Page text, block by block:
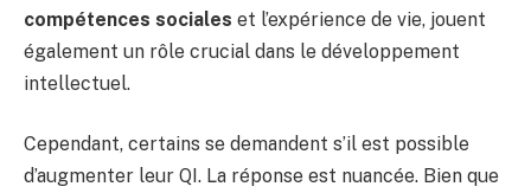
compétences sociales et l’expérience de vie, jouent
également un rôle crucial dans le développement
intellectuel.
Cependant, certains se demandent s’il est possible
d’augmenter leur QI. La réponse est nuancée. Bien que